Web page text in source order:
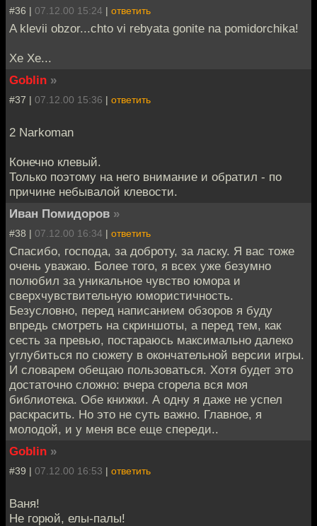
#36 | 07.12.00 15:24 | ответить
A klevii obzor...chto vi rebyata gonite na pomidorchika!
Xe Xe...
Goblin »
#37 | 07.12.00 15:36 | ответить
2 Narkoman
Конечно клевый.
Только поэтому на него внимание и обратил - по
причине небывалой клевости.
Иван Помидоров »
#38 | 07.12.00 16:34 | ответить
Спасибо, господа, за доброту, за ласку. Я вас тоже
очень уважаю. Более того, я всех уже безумно
полюбил за уникальное чувство юмора и
сверхчувствительную юмористичность.
Безусловно, перед написанием обзоров я буду
впредь смотреть на скриншоты, а перед тем, как
сесть за превью, постараюсь максимально далеко
углубиться по сюжету в окончательной версии игры.
И словарем обещаю пользоваться. Хотя будет это
достаточно сложно: вчера сгорела вся моя
библиотека. Обе книжки. А одну я даже не успел
раскрасить. Но это не суть важно. Главное, я
молодой, и у меня все еще спереди..
Goblin »
#39 | 07.12.00 16:53 | ответить
Ваня!
Не горюй, елы-палы!